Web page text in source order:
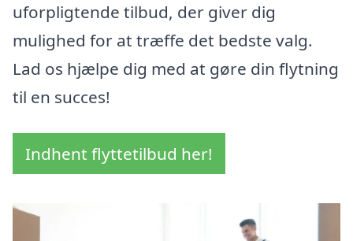
uforpligtende tilbud, der giver dig
mulighed for at træffe det bedste valg.
Lad os hjælpe dig med at gøre din flytning
til en succes!
Indhent flyttetilbud her!